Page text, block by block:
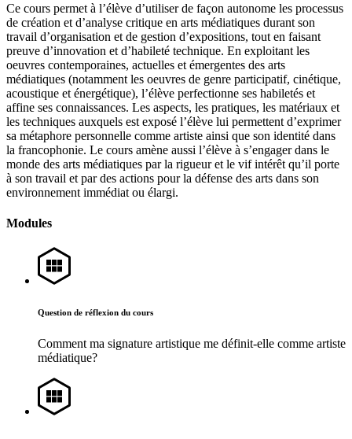
Ce cours permet à l’élève d’utiliser de façon autonome les processus
de création et d’analyse critique en arts médiatiques durant son
travail d’organisation et de gestion d’expositions, tout en faisant
preuve d’innovation et d’habileté technique. En exploitant les
oeuvres contemporaines, actuelles et émergentes des arts
médiatiques (notamment les oeuvres de genre participatif, cinétique,
acoustique et énergétique), l’élève perfectionne ses habiletés et
affine ses connaissances. Les aspects, les pratiques, les matériaux et
les techniques auxquels est exposé l’élève lui permettent d’exprimer
sa métaphore personnelle comme artiste ainsi que son identité dans
la francophonie. Le cours amène aussi l’élève à s’engager dans le
monde des arts médiatiques par la rigueur et le vif intérêt qu’il porte
à son travail et par des actions pour la défense des arts dans son
environnement immédiat ou élargi.
Modules
Question de réflexion du cours
Comment ma signature artistique me définit-elle comme artiste
médiatique?